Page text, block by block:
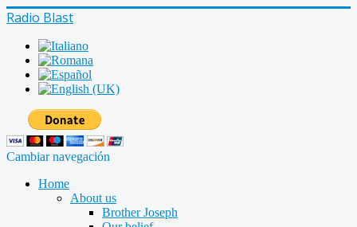
Radio Blast
Cambiar navegación
Home
About us
Brother Joseph